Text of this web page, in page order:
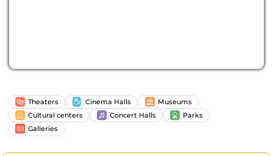
Theaters Cinema Halls
Museums
Cultural centers
Concert Halls
Parks
Galleries